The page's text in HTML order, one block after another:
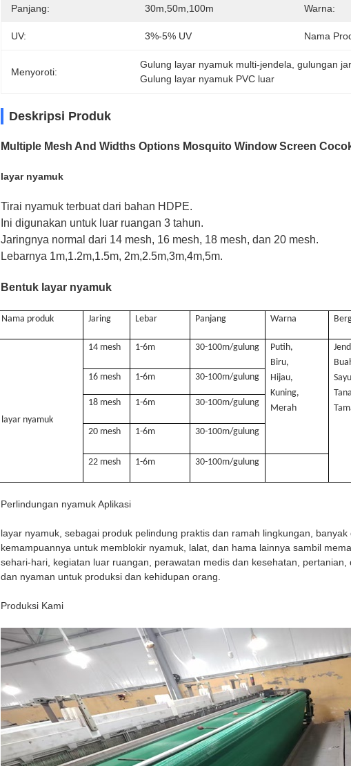
Panjang: 30m,50m,100m Warna:
UV: 3%-5% UV Nama
Menyoroti:
Gulung layar nyamuk multi-jendela , gulungan
Gulung layar nyamuk PVC luar
Deskripsi Produk
Multiple Mesh And Widths Options Mosquito Window Screen
layar nyamuk
Tirai nyamuk terbuat dari bahan HDPE.
Ini digunakan untuk luar ruangan 3 tahun.
Jaringnya normal dari 14 mesh, 16 mesh, 18 mesh, dan 20 mesh.
Lebarnya 1m,1.2m,1.5m, 2m,2.5m,3m,4m,5m.
Bentuk layar nyamuk
Nama produk Jaring Lebar Panjang Warna
layar nyamuk
14 mesh 1-6m 30-100m/gulung
Putih,
Biru,
Hijau,
Kuning,
Merah
16 mesh 1-6m 30-100m/gulung
18 mesh 1-6m 30-100m/gulung
20 mesh 1-6m 30-100m/gulung
22 mesh 1-6m 30-100m/gulung
Perlindungan nyamuk Aplikasi
layar nyamuk, sebagai produk pelindung praktis dan ramah lingkungan,
kemampuannya untuk memblokir nyamuk, lalat, dan hama lainnya sambil
sehari-hari, kegiatan luar ruangan, perawatan medis dan kesehatan,
dan nyaman untuk produksi dan kehidupan orang.
Produksi Kami